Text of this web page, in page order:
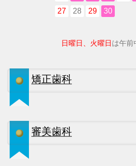
27
28 29 30
日曜日、火曜日は午前
矯正歯科
審美歯科